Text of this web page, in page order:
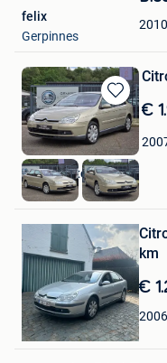
Favorieten
2010
felix
Gerpinnes
Bewaren
in
Mijn
Favorieten
€
genkerautocenter
Genk
in
Mijn
Favorieten
km
€
2006
Hatim.R
Sint-Niklaas